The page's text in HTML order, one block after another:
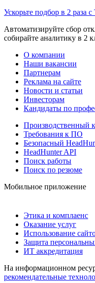
Ускорьте подбор в 2 раза
Автоматизируйте сбор
собирайте аналитику в 2
О компании
Наши вакансии
Партнерам
Реклама на сайте
Новости и статьи
Инвесторам
Кандидаты по
Производственный
Требования к ПО
Безопасный
HeadHunter API
Поиск работы
Поиск по резюме
Мобильное приложение
Этика и комплаенс
Оказание услуг
Использование
Защита
ИТ аккредитация
На информационном
рекомендательные